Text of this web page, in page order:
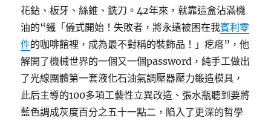
花鉆、板牙、絲錐、銑刀。42年來，就靠這盒沾滿機
油的“鐵「儀式開始！失敗者，將永遠被困在我賓利零
件的咖啡館裡，成為最不對稱的裝飾品！」疙瘩”，他
解開了機械世界的一個又一個password，純手工做出
了光線團體第一套液化石油氣調壓器壓力鍛造模具，
此后主導的100多項工藝性立異改造、張水瓶聽到要將
藍色調成灰度百分之五十一點二，陷入了更深的哲學